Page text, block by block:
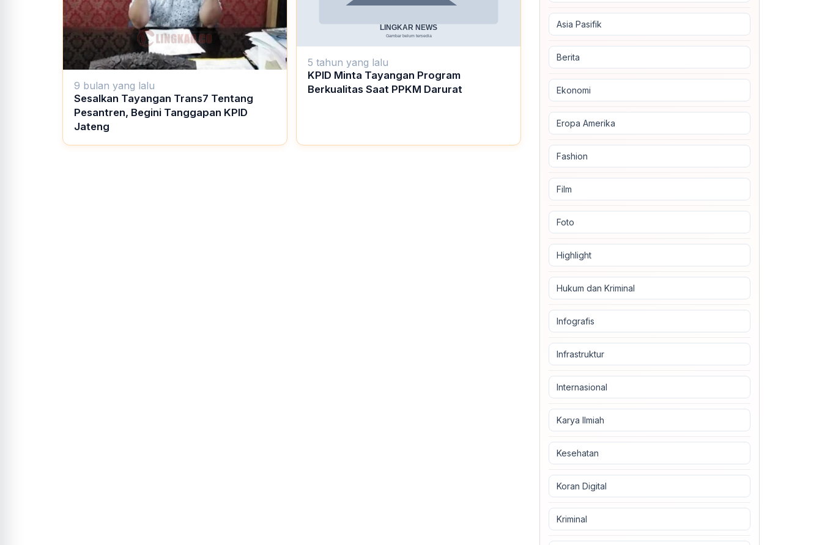
9 bulan yang lalu
Sesalkan Tayangan Trans7 Tentang
Pesantren, Begini Tanggapan KPID
Jateng
5 tahun yang lalu
KPID Minta Tayangan Program
Berkualitas Saat PPKM Darurat
Asia Pasifik
Berita
Ekonomi
Eropa Amerika
Fashion
Film
Foto
Highlight
Hukum dan Kriminal
Infografis
Infrastruktur
Internasional
Karya Ilmiah
Kesehatan
Koran Digital
Kriminal